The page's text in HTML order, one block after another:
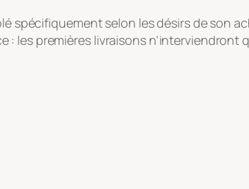
spécifiquement selon les désirs de son
: les premières livraisons n’interviendront